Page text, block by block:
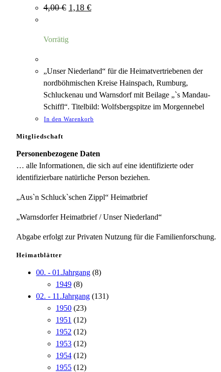
4,00€ Ursprünglicher
Preis
1,18 €Aktueller
Preis
Vorrätig
„Unser Niederland“ für die Heimatvertriebenen der
nordböhmischen Kreise Hainspach, Rumburg,
Schluckenau und Warnsdorf mit Beilage „`s Mandau-
Schiffl“. Titelbild: Wolfsbergspitze im Morgennebel
In den Warenkorb
Mitgliedschaft
Personenbezogene Daten
… alle Informationen, die sich auf eine identifizierte oder
identifizierbare natürliche Person beziehen.
„Aus`n Schluck`schen Zippl“ Heimatbrief
„Warnsdorfer Heimatbrief / Unser Niederland“
Abgabe erfolgt zur Privaten Nutzung für die Familienforschung.
Heimatblätter
00. - 01.Jahrgang (8)
1949 (8)
02. - 11.Jahrgang (131)
1950 (23)
1951 (12)
1952 (12)
1953 (12)
1954 (12)
1955 (12)